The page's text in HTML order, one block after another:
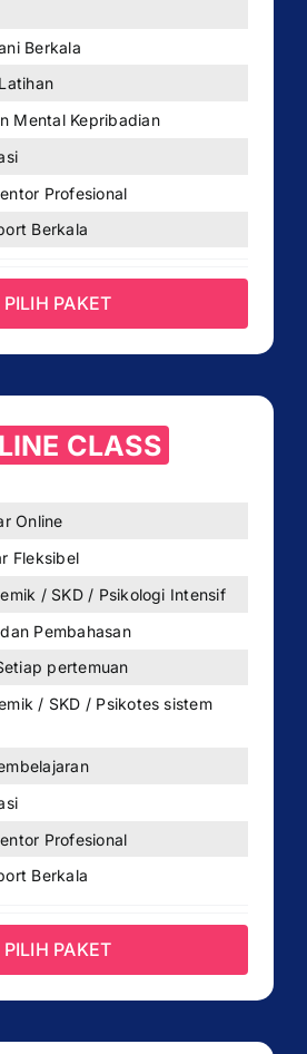
Berkala
Mental Kepribadian
Profesional
Berkala
PILIH PAKET
CLASS
Online
Fleksibel
/ SKD / Psikologi Intensif
Pembahasan
pertemuan
/ SKD / Psikotes sistem
Profesional
Berkala
PILIH PAKET